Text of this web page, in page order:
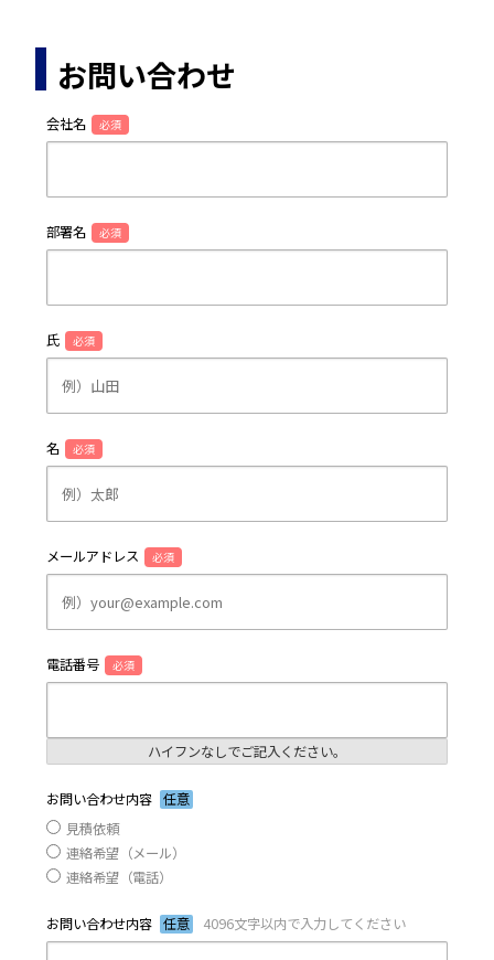
お問い合わせ
会社名 必須
部署名 必須
氏 必須
名 必須
メールアドレス 必須
電話番号 必須
ハイフンなしでご記入ください。
お問い合わせ内容 任意
見積依頼
連絡希望（メール）
連絡希望（電話）
お問い合わせ内容 任意 4096文字以内で入力してください